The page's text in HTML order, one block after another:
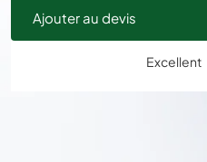
Ajouter au devis
Excellent